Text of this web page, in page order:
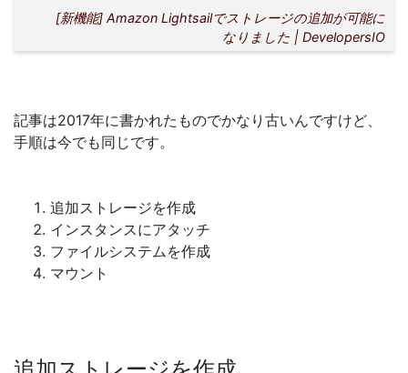
[新機能] Amazon Lightsailでストレージの追加が可能に
なりました | DevelopersIO
記事は2017年に書かれたものでかなり古いんですけど、
手順は今でも同じです。
追加ストレージを作成
インスタンスにアタッチ
ファイルシステムを作成
マウント